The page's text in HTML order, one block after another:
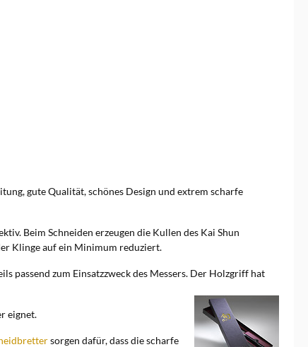
gute Qualität, schönes Design und extrem scharfe
Beim Schneiden erzeugen die Kullen des Kai Shun
Klinge auf ein Minimum reduziert.
passend zum Einsatzzweck des Messers. Der Holzgriff hat
eignet.
sorgen dafür, dass die scharfe